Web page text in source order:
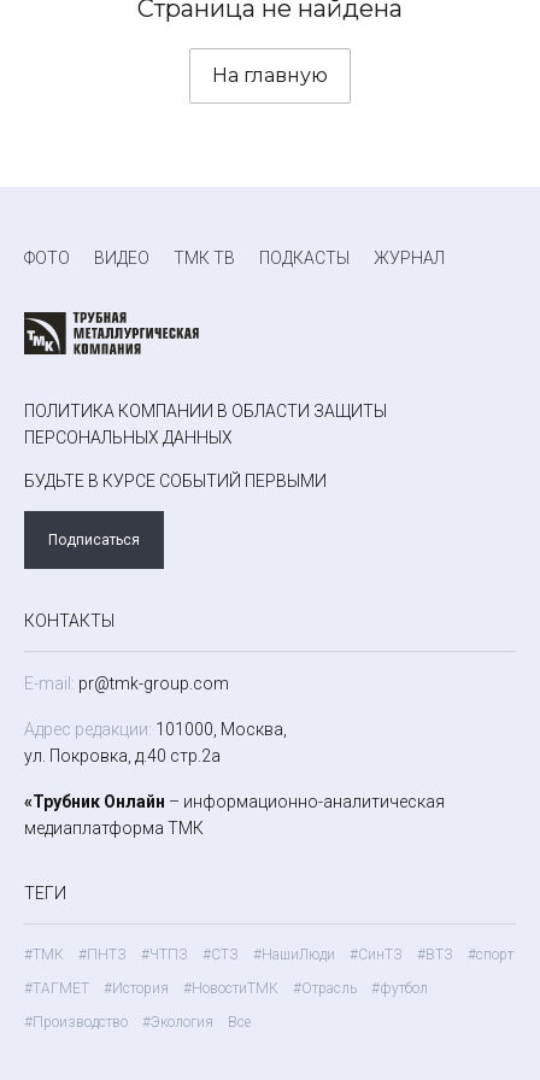
Страница не найдена
На главную
ФОТО ВИДЕО ТМК ТВ ПОДКАСТЫ ЖУРНАЛ
ПОЛИТИКА КОМПАНИИ В ОБЛАСТИ ЗАЩИТЫ
ПЕРСОНАЛЬНЫХ ДАННЫХ
БУДЬТЕ В КУРСЕ СОБЫТИЙ ПЕРВЫМИ
Подписаться
КОНТАКТЫ
E-mail: pr@tmk-group.com
Адрес редакции: 101000, Москва,
ул. Покровка, д.40 стр.2а
«Трубник Онлайн – информационно-аналитическая
медиаплатформа ТМК
ТЕГИ
#ТМК #ПНТЗ #ЧТПЗ #СТЗ #НашиЛюди #СинТЗ #ВТЗ
#спорт
#ТАГМЕТ
#История #НовостиТМК #Отрасль
#футбол
#Производство
#Экология Все